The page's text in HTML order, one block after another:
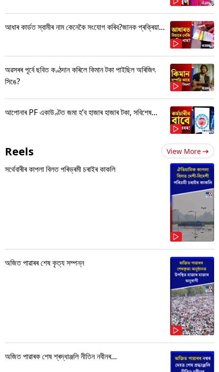
আধাৰ কাৰ্ডত স্বামীৰ নাম কেনেকৈ সংযোগ কৰিব?জানক প্ৰক্ৰিয়া...
অৱসৰৰ পূৰ্বে ছবিত কণ্ঠদান কৰিলে কিমান টকা পাইছিল অৰিজিৎ
সিঙে?
আপোনাৰ PF একাউণ্টত জমা হ’ব হাজাৰ হাজাৰ টকা, সবিশেষ...
Reels View More
সৰ্থেবাৰীৰ কাপলা বিলত পৰিভ্ৰমী চৰাইৰ কাকলি
অজিত পাৱাৰৰ শেষ কৃত্য সম্পন্ন
অজিত পাৱাৰক শেষ শ্ৰদ্ধাঞ্জলি নীতিন নবীনৰ...